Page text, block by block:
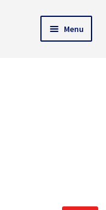
Menu